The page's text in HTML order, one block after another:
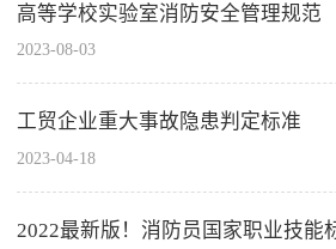
高等学校实验室消防安全管理规范
2023-08-03
工贸企业重大事故隐患判定标准
2023-04-18
2022最新版！消防员国家职业技能